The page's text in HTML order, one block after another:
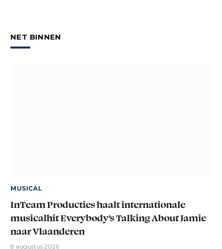
NET BINNEN
MUSICAL
InTeam Producties haalt internationale
musicalhit Everybody’s Talking About Jamie
naar Vlaanderen
8 augustus 2026